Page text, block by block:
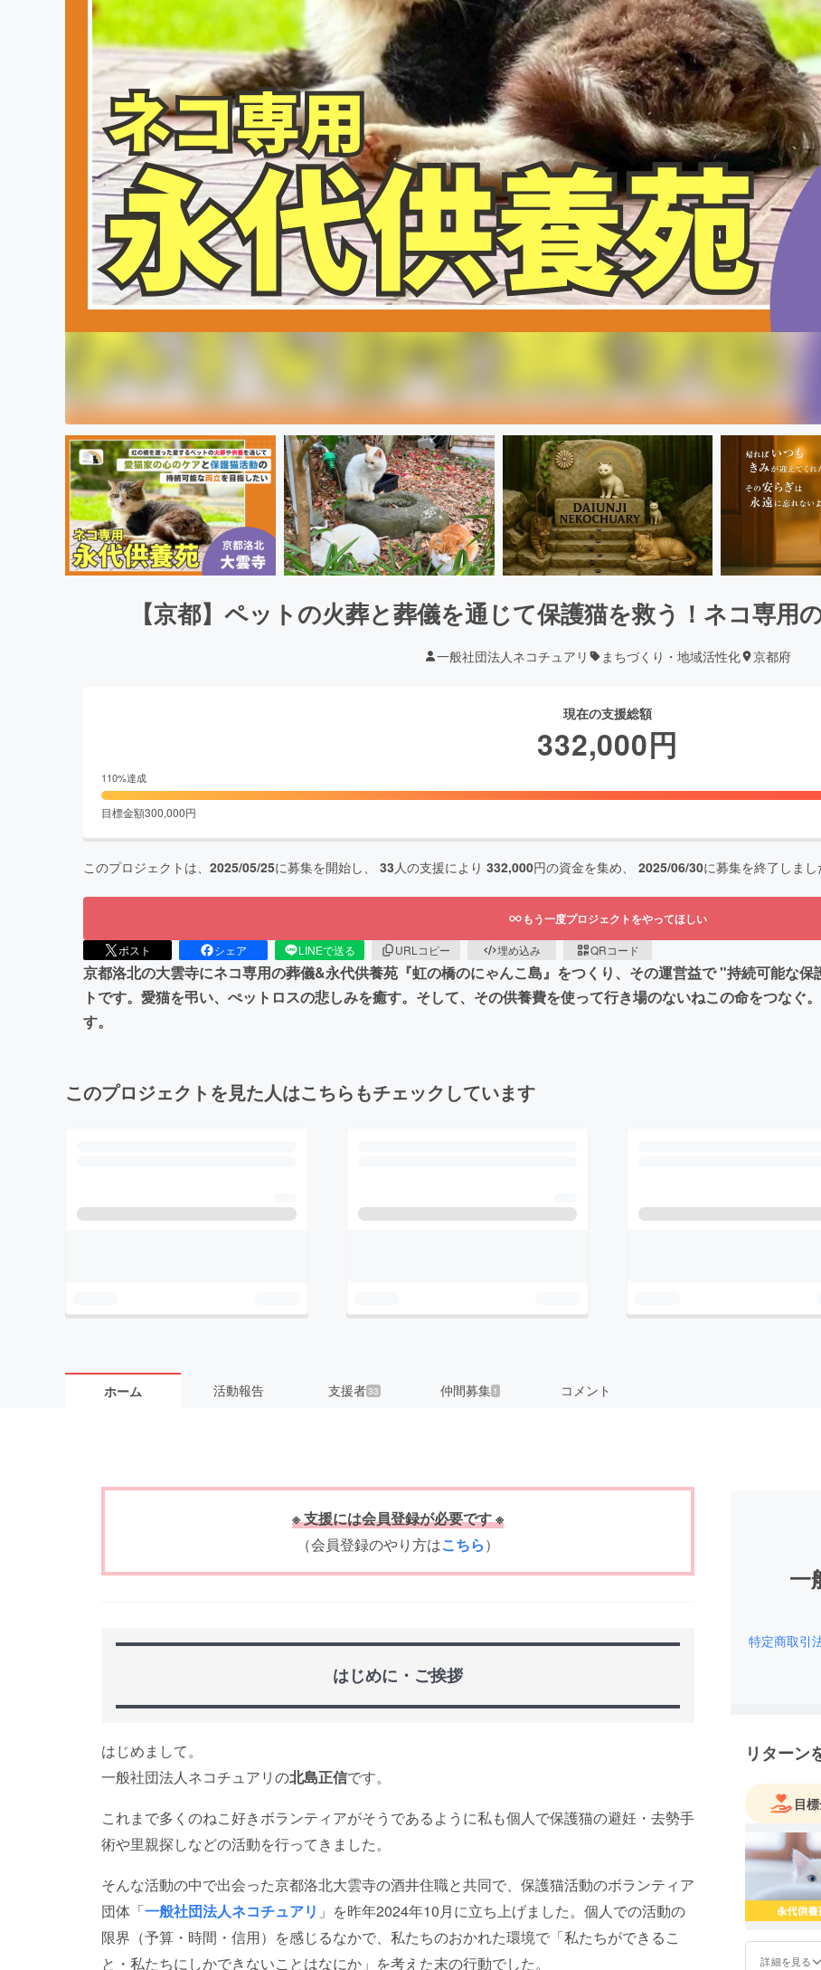
【京都】ペットの火葬と葬儀を通じて保護猫を救う！ネコ専用
一般社団法人ネコチュアリ まちづくり・地域活性化 京都府
現在の支援総額
332,000円
110%達成
目標金額300,000円
このプロジェクトは、 2025/05/25に募集を開始し、 33 人の支援により 332,000円の資金を集め、 2025/06/30に募集を終了しまし
もう一度プロジェクトをやってほしい
ポスト シェア LINEで送る URLコピー 埋め込み QRコード
京都洛北の大雲寺にネコ専用の葬儀&永代供養苑『虹の橋のにゃんこ島』をつくり、その運営益で "持続可能な
トです。愛猫を弔い、ぺットロスの悲しみを癒す。そして、その供養費を使って行き場のないねこの命をつなぐ
す。
このプロジェクトを見た人はこちらもチェックしています
ホーム 活動報告 支援者33 仲間募集 1 コメント
※ 支援には会員登録が必要です ※
（会員登録のやり方はこちら）
はじめに・ご挨拶
はじめまして。
一般社団法人ネコチュアリの北島正信です。
これまで多くのねこ好きボランティアがそうであるように私も個人で保護猫の避妊・去勢手
術や里親探しなどの活動を行ってきました。
そんな活動の中で出会った京都洛北大雲寺の酒井住職と共同で、保護猫活動のボランティア
団体「一般社団法人ネコチュアリ 」を昨年2024年10月に立ち上げました。個人での活動の
限界（予算・時間・信用）を感じるなかで、私たちのおかれた環境で「私たちができるこ
と・私たちにしかできないことはなにか」を考えた末の行動でした。
一
特定商取引
リターン
目
詳細を見る